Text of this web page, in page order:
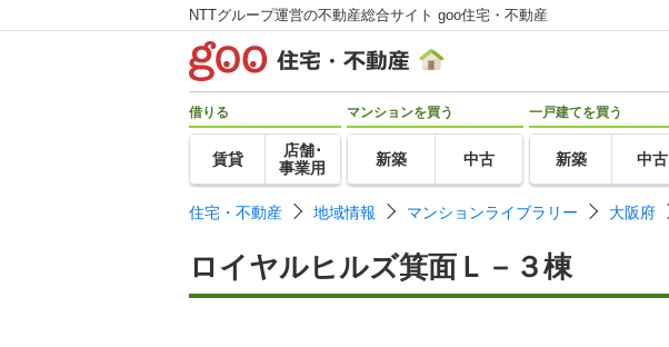
NTTグループ運営の不動産総合サイト goo住宅・不動産
借りる
賃貸
店舗･
事業用
マンションを買う
新築 中古
一戸建てを買う
新築 中古
住宅・不動産 地域情報 マンションライブラリー 大阪府
ロイヤルヒルズ箕面Ｌ－３棟